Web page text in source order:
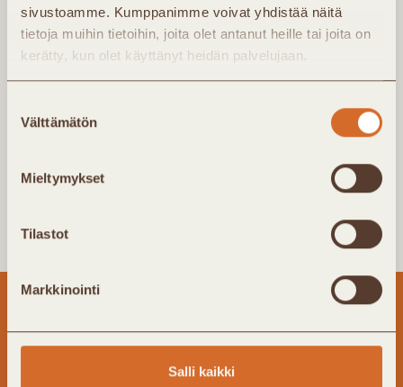
sivustoamme. Kumppanimme voivat yhdistää näitä
tietoja muihin tietoihin, joita olet antanut heille tai joita on
kerätty, kun olet käyttänyt heidän palvelujaan.
valinta
Välttämätön
Mieltymykset
Tilastot
Markkinointi
Salli kaikki
Finnish District Heating Association
The Finnish District Heating and Cooling
Association promotes the positive image of
recognize district heating as the best type of
Finnish district heating and cooling